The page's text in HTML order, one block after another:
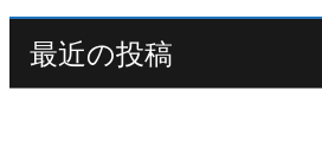
最近の投稿